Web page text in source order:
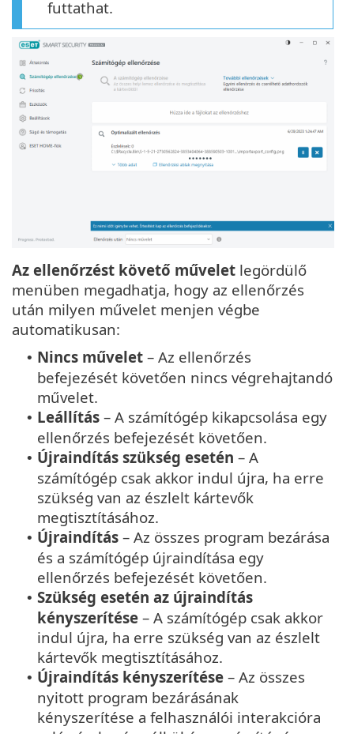
futtathat.
Az ellenőrzést követő művelet legördülő
menüben megadhatja, hogy az ellenőrzés
után milyen művelet menjen végbe
automatikusan:
• Nincs művelet – Az ellenőrzés
befejezését követően nincs végrehajtandó
művelet.
• Leállítás – A számítógép kikapcsolása egy
ellenőrzés befejezését követően.
• Újraindítás szükség esetén – A
számítógép csak akkor indul újra, ha erre
szükség van az észlelt kártevők
megtisztításához.
• Újraindítás – Az összes program bezárása
és a számítógép újraindítása egy
ellenőrzés befejezését követően.
• Szükség esetén az újraindítás
kényszerítése – A számítógép csak akkor
indul újra, ha erre szükség van az észlelt
kártevők megtisztításához.
• Újraindítás kényszerítése – Az összes
nyitott program bezárásának
kényszerítése a felhasználói interakcióra